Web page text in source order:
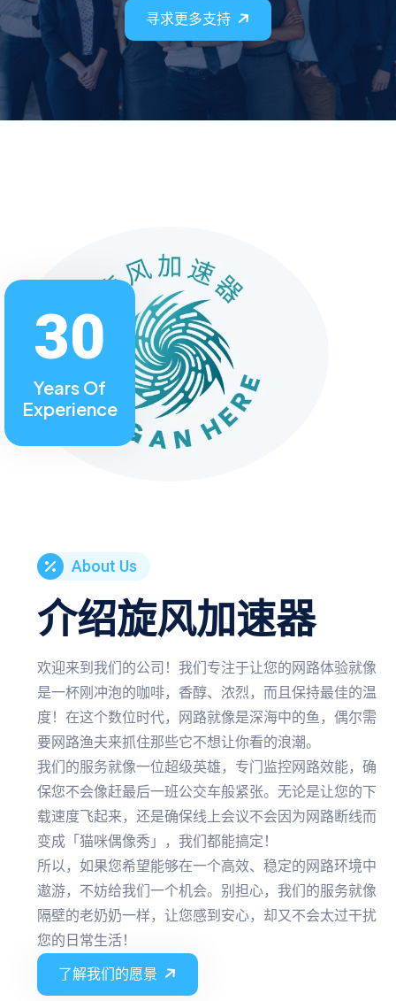
寻求更多支持
30
Years Of
Experience
About Us
介绍旋风加速器
欢迎来到我们的公司！我们专注于让您的网路体验就像
是一杯刚冲泡的咖啡，香醇、浓烈，而且保持最佳的温
度！在这个数位时代，网路就像是深海中的鱼，偶尔需
要网路渔夫来抓住那些它不想让你看的浪潮。
我们的服务就像一位超级英雄，专门监控网路效能，确
保您不会像赶最后一班公交车般紧张。无论是让您的下
载速度飞起来，还是确保线上会议不会因为网路断线而
变成「猫咪偶像秀」，我们都能搞定！
所以，如果您希望能够在一个高效、稳定的网路环境中
遨游，不妨给我们一个机会。别担心，我们的服务就像
隔壁的老奶奶一样，让您感到安心，却又不会太过干扰
您的日常生活！
了解我们的愿景